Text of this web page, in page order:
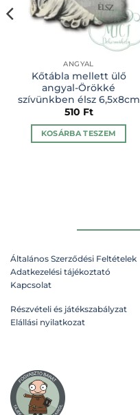
ANGYAL
Kőtábla mellett ülő
angyal-Örökké
szívünkben élsz 6,5x8cm
510 Ft
KOSÁRBA TESZEM
Általános Szerződési Feltételek
Adatkezelési tájékoztató
Kapcsolat
Részvételi és játékszabályzat
Elállási nyilatkozat